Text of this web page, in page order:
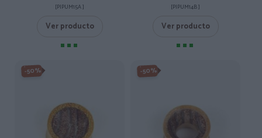
[PIPUM15A ]
Ver producto
[PIPUM14B ]
Ver producto
-50% -50%